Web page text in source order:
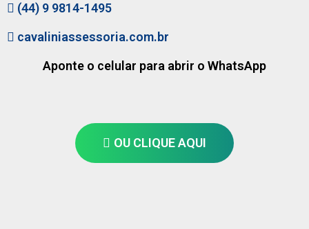
(44) 9 9814-1495
cavaliniassessoria.com.br
Aponte o celular para abrir o WhatsApp
OU CLIQUE AQUI